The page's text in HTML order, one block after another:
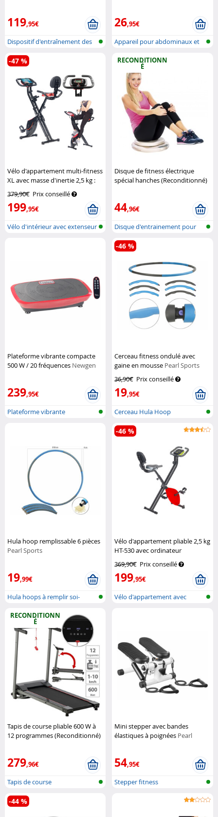
119,95€
Dispositif d'entraînement des
jambe...
26,95€
Appareil pour abdominaux et
Vélo d'appartement multi-fitness
XL avec masse d'inertie 2,5 kg :
379,90€ Prix conseillé
199,95€
-47 %
Vélo d'intérieur avec extenseur
RECONDITIONN
É
Disque de fitness électrique
spécial hanches (Reconditionné)
44,96€
Disque d'entrainement pour
hanches...
Plateforme vibrante compacte
500 W / 20 fréquences Newgen
239,95€
Plateforme vibrante
Cerceau fitness ondulé avec
gaine en mousse Pearl Sports
36,90€ Prix conseillé
19,95€
-46 %
Cerceau Hula Hoop
Hula hoop remplissable 6 pièces
Pearl Sports
19,99€
Hula hoops à remplir soi-
Vélo d'appartement pliable 2,5 kg
HT-530 avec ordinateur
Pearl Sports
369,90€ Prix conseillé
199,95€
-46 %
Vélo d'appartement avec
RECONDITIONN
É
Tapis de course pliable 600 W à
12 programmes (Reconditionné)
279,96€
Tapis de course
Mini stepper avec bandes
élastiques à poignées Pearl
54,95€
Stepper fitness
-44 %